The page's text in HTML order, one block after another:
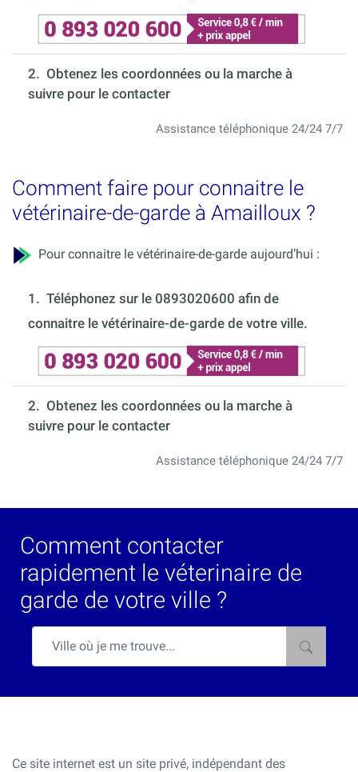
2. Obtenez les coordonnées ou la marche à
suivre pour le contacter
Assistance téléphonique 24/24 7/7
Comment faire pour connaitre le
vétérinaire-de-garde à Amailloux ?
Pour connaitre le vétérinaire-de-garde aujourd’hui :
1. Téléphonez sur le 0893020600 afin de
connaitre le vétérinaire-de-garde de votre ville.
2. Obtenez les coordonnées ou la marche à
suivre pour le contacter
Assistance téléphonique 24/24 7/7
Comment contacter
rapidement le véterinaire de
garde de votre ville ?
Ce site internet est un site privé, indépendant des